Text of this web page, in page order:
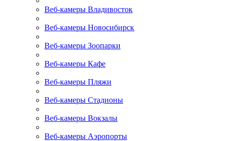
Веб-камеры Владивосток
Веб-камеры Новосибирск
Веб-камеры Зоопарки
Веб-камеры Кафе
Веб-камеры Пляжи
Веб-камеры Стадионы
Веб-камеры Вокзалы
Веб-камеры Аэропорты